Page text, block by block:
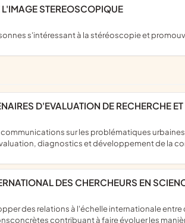
L'IMAGE STEREOSCOPIQUE
s'intéressant à la stéréoscopie et
D'EVALUATION DE RECHERCHE
diagnostics et développement de la
DES CHERCHEURS EN
contribuant à faire évoluer les